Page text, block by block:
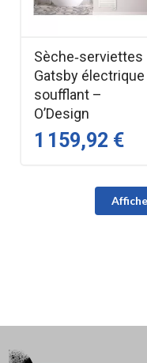
Sèche‑serviettes
Gatsby électrique
soufflant –
O’Design
1 159,92 €